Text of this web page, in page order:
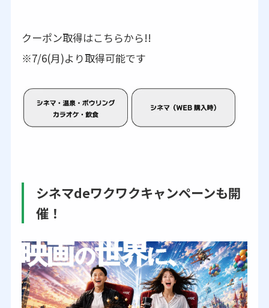
クーポン取得はこちらから!!
※7/6(月)より取得可能です
シネマdeワクワクキャンペーンも開
催！